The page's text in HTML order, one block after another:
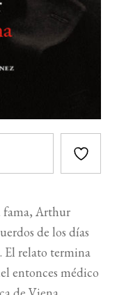
fama, Arthur
de los días
El relato termina
entonces médico